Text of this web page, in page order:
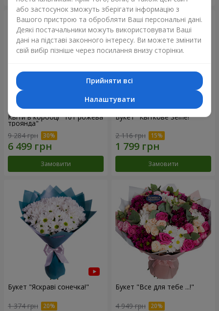
Квіти в коробці "101 рожева
троянда"
9 284 грн
Замовити
Букет "Квіткове Selfie!"
2 116 грн
Замовити
Букет "Яскраві сонечка!"
1 374 грн
Букет "Все для тебе ...!"
4 949 грн
або застосунок зможуть зберігати інформацію з
Вашого пристрою та обробляти Ваші персональні дані.
Деякі постачальники можуть використовувати Ваші
дані на підставі законного інтересу. Ви можете змінити
свій вибір пізніше через посилання внизу сторінки.
Прийняти всі
Налаштувати